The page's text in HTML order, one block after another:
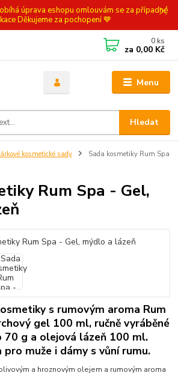
úprava eshopu omlouvám se za případné
Děkujeme za pochopení 💙
Menu
Hledat
0 ks
za 0,00 Kč
kosmetické sady
Sada kosmetiky Rum Spa
Rum Spa - Gel,
s rumovým aroma Rum
gel 100 ml, ručně vyráběné
70 g a olejová lázeň 100 ml.
pro muže i dámy s vůní rumu.
a hroznovým olejem a rumovým aroma